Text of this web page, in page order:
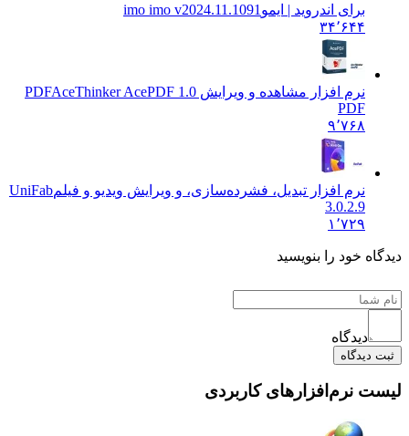
برای اندروید | ایمو imo imo v2024.11.1091
۳۴٬۶۴۴
نرم افزار مشاهده و ویرایش PDF AceThinker AcePDF 1.0
PDF
۹٬۷۶۸
نرم افزار تبدیل، فشرده‌سازی، و ویرایش ویدیو و فیلمUniFab
3.0.2.9
۱٬۷۲۹
دیدگاه خود را بنویسید
دیدگاه
ثبت دیدگاه
لیست نرم‌افزارهای کاربردی